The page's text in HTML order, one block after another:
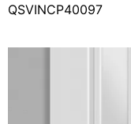
QSVINCP40097